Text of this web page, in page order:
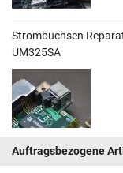
Strombuchsen
UM325SA
Auftragsbezogene